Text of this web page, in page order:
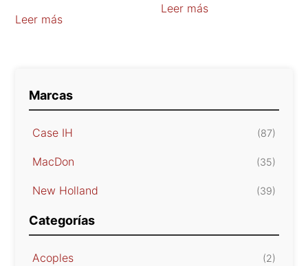
Leer más
Leer más
Marcas
Case IH (87)
MacDon (35)
New Holland (39)
Categorías
Acoples (2)